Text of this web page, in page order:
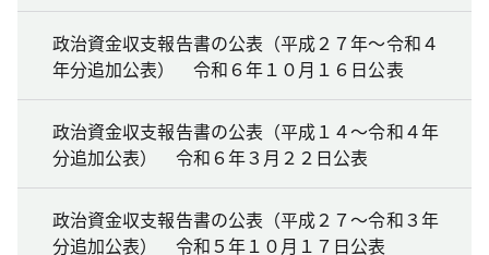
政治資金収支報告書の公表（平成２７年～令和４
年分追加公表） 令和６年１０月１６日公表
政治資金収支報告書の公表（平成１４～令和４年
分追加公表） 令和６年３月２２日公表
政治資金収支報告書の公表（平成２７～令和３年
分追加公表） 令和５年１０月１７日公表